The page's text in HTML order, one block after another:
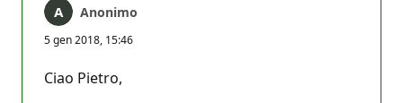
Anonimo
5 gen 2018, 15:46
Ciao Pietro,